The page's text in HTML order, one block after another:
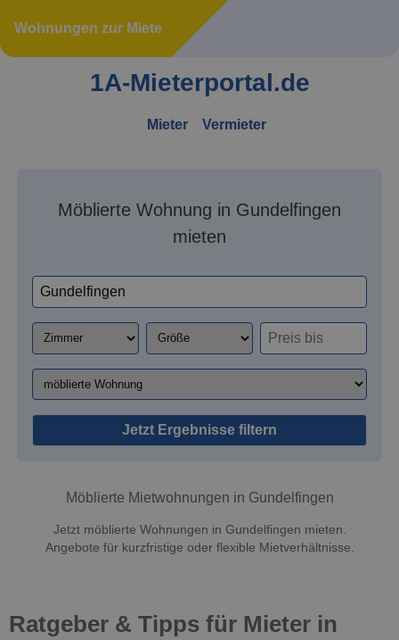
Wohnungen zur Miete
1A-Mieterportal.de
Mieter Vermieter
Möblierte Wohnung in Gundelfingen
mieten
Jetzt Ergebnisse filtern
Möblierte Mietwohnungen in Gundelfingen
Jetzt möblierte Wohnungen in Gundelfingen mieten.
Angebote für kurzfristige oder flexible Mietverhältnisse.
Ratgeber & Tipps für Mieter in